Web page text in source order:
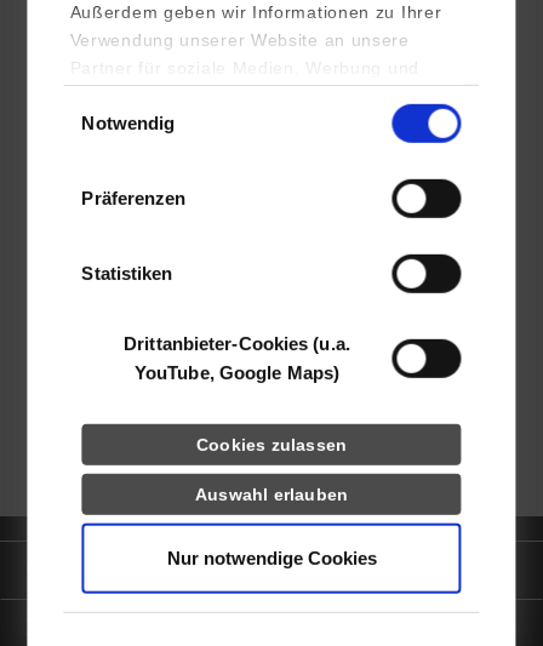
Außerdem geben wir Informationen zu Ihrer
Verwendung unserer Website an unsere
Partner für soziale Medien, Werbung und
YouTube, Google Maps) führen diese
Daten zusammen, die Sie ihnen bereitgestellt
haben oder die sie im Rahmen Ihrer Nutzung
Notwendig
Präferenzen
Statistiken
Drittanbieter-Cookies (u.a.
YouTube, Google Maps)
Cookies zulassen
Auswahl erlauben
Nur notwendige Cookies
Lokalmatador Media Systems GmbH
Opelstraße 29
68789 St. Leon-Rot
zurück zur Ergebnisliste